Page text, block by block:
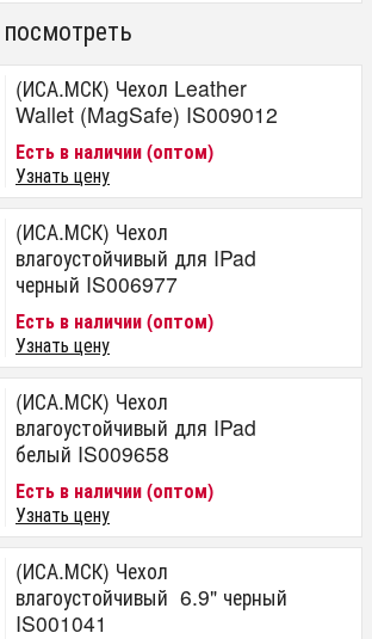
(ИСА.МСК) Чехол Leather
Wallet (MagSafe) IS009012
Есть в наличии (оптом)
Узнать цену
(ИСА.МСК) Чехол
влагоустойчивый для IPad
черный IS006977
Есть в наличии (оптом)
Узнать цену
(ИСА.МСК) Чехол
влагоустойчивый для IPad
белый IS009658
Есть в наличии (оптом)
Узнать цену
(ИСА.МСК) Чехол
влагоустойчивый 6.9" черный
IS001041